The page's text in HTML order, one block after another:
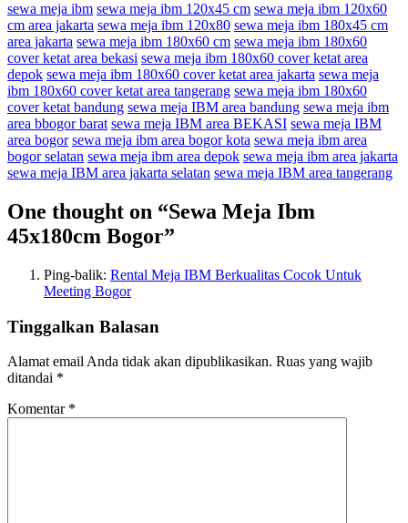
sewa meja ibm sewa meja ibm 120x45 cm sewa meja ibm 120x60
cm area jakarta sewa meja ibm 120x80 sewa meja ibm 180x45 cm
area jakarta sewa meja ibm 180x60 cm sewa meja ibm 180x60
cover ketat area bekasi sewa meja ibm 180x60 cover ketat area
depok sewa meja ibm 180x60 cover ketat area jakarta sewa meja
ibm 180x60 cover ketat area tangerang sewa meja ibm 180x60
cover ketat bandung sewa meja IBM area bandung sewa meja ibm
area bbogor barat sewa meja IBM area BEKASI sewa meja IBM
area bogor sewa meja ibm area bogor kota sewa meja ibm area
bogor selatan sewa meja ibm area depok sewa meja ibm area jakarta
sewa meja IBM area jakarta selatan sewa meja IBM area tangerang
One thought on “Sewa Meja Ibm
45x180cm Bogor”
Ping-balik: Rental Meja IBM Berkualitas Cocok Untuk
Meeting Bogor
Tinggalkan Balasan
Alamat email Anda tidak akan dipublikasikan. Ruas yang wajib
ditandai *
Komentar *